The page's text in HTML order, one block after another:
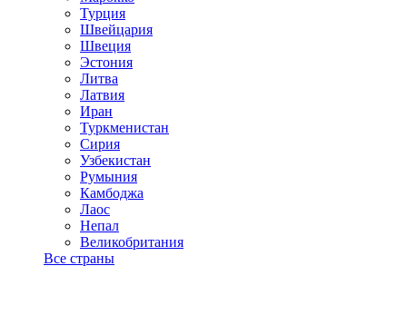
Турция
Швейцария
Швеция
Эстония
Литва
Латвия
Иран
Туркменистан
Сирия
Узбекистан
Румыния
Камбоджа
Лаос
Непал
Великобритания
Все страны